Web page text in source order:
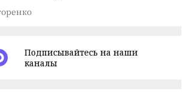
Подписывайтесь на наши
каналы